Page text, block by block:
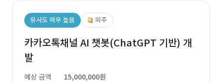
유사도 매우 높음 외주
카카오톡채널 AI 챗봇(ChatGPT 기반) 개
발
예상 금액
15,000,000원